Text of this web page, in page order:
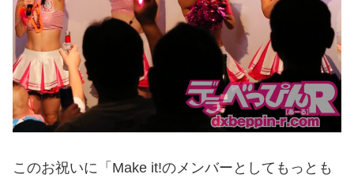
このお祝いに「Make it!のメンバーとしてもっとも